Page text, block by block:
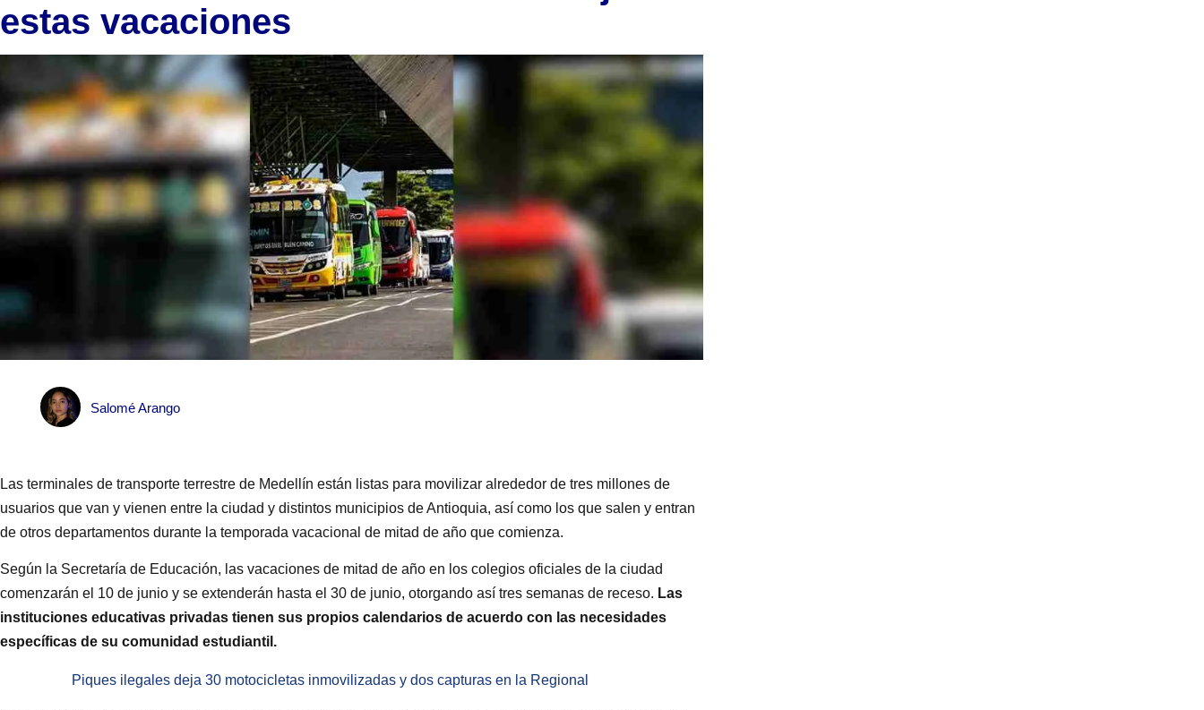
estas vacaciones
Salomé Arango
Las terminales de transporte terrestre de Medellín están listas para movilizar alrededor de tres millones de
usuarios que van y vienen entre la ciudad y distintos municipios de Antioquia, así como los que salen y entran
de otros departamentos durante la temporada vacacional de mitad de año que comienza.
Según la Secretaría de Educación, las vacaciones de mitad de año en los colegios oficiales de la ciudad
comenzarán el 10 de junio y se extenderán hasta el 30 de junio, otorgando así tres semanas de receso. Las
instituciones educativas privadas tienen sus propios calendarios de acuerdo con las necesidades
específicas de su comunidad estudiantil.
Piques ilegales deja 30 motocicletas inmovilizadas y dos capturas en la Regional